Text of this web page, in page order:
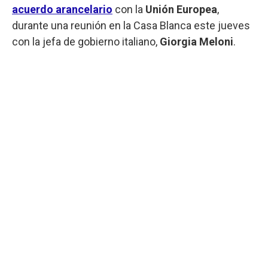
acuerdo arancelario con la Unión Europea,
durante una reunión en la Casa Blanca este jueves
con la jefa de gobierno italiano, Giorgia Meloni.